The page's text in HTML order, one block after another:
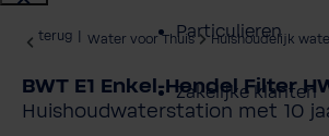
Particulieren
Zakelijke klanten
terug Water voor Thuis Huishoudelijk
BWT E1 Enkel-Hendel Filter
Huishoudwaterstation met 10